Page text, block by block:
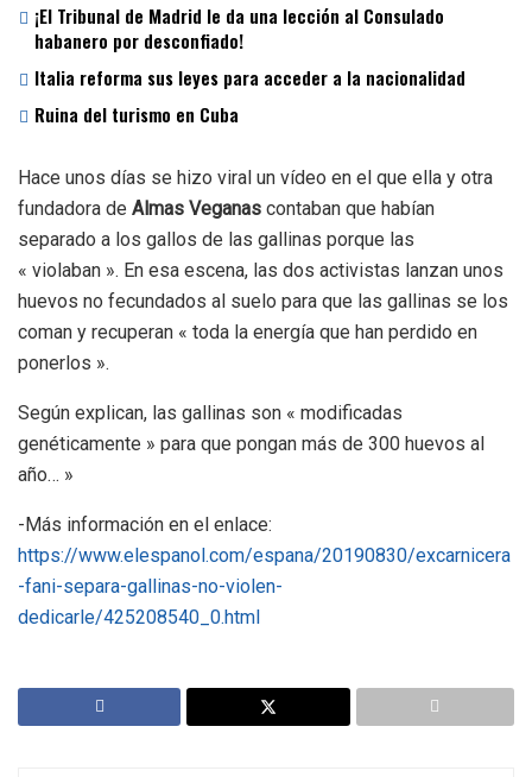
¡El Tribunal de Madrid le da una lección al Consulado
habanero por desconfiado!
Italia reforma sus leyes para acceder a la nacionalidad
Ruina del turismo en Cuba
Hace unos días se hizo viral un vídeo en el que ella y otra
fundadora de Almas Veganas contaban que habían
separado a los gallos de las gallinas porque las
« violaban ». En esa escena, las dos activistas lanzan unos
huevos no fecundados al suelo para que las gallinas se los
coman y recuperan « toda la energía que han perdido en
ponerlos ».
Según explican, las gallinas son « modificadas
genéticamente » para que pongan más de 300 huevos al
año… »
-Más información en el enlace:
https://www.elespanol.com/espana/20190830/excarnicera
-fani-separa-gallinas-no-violen-
dedicarle/425208540_0.html